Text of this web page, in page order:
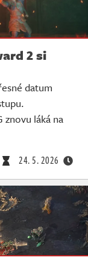
2 si
datum
znovu láká na
24. 5. 2026